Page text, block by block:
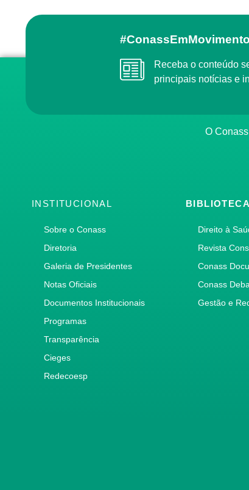
#ConassEmMovimento
Receba o conteúdo semanal do Conass com as
principais notícias e
O
INSTITUCIONAL
Sobre o Conass
Diretoria
Galeria de Presidentes
Notas Oficiais
Documentos Institucionais
Programas
Transparência
Cieges
Redecoesp
Direito à
Revista
Conass
Conass
Gestão e